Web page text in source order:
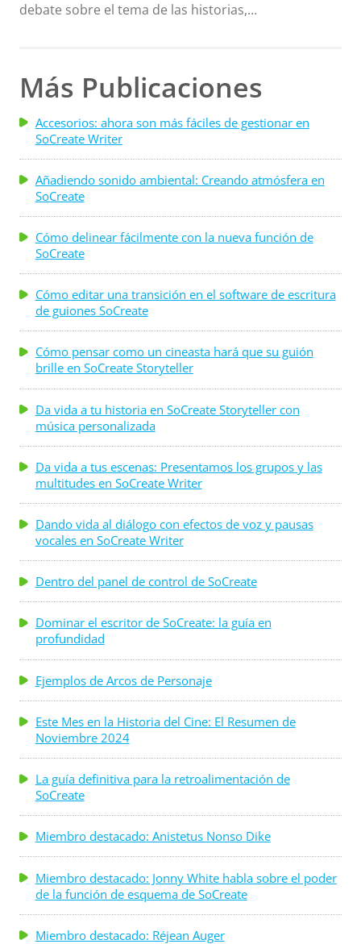
debate sobre el tema de las historias,
tómate cinco minutos para encontrar inspiración
para escribir. En el debate se presentan algunos de
nuestros escritores favoritos de varios entornos.
Jonathan Maberry es uno de los autores de
suspenso más vendidos del New York Times, escritor
de cómics, dramaturgo y profesor. Jeanne V.
Bowerman es guionista ...
Más Publicaciones
Accesorios: ahora son más fáciles de gestionar en
SoCreate Writer
Añadiendo sonido ambiental: Creando atmósfera en
SoCreate
Cómo delinear fácilmente con la nueva función de
SoCreate
Cómo editar una transición en el software de escritura
de guiones SoCreate
Cómo pensar como un cineasta hará que su guión
brille en SoCreate Storyteller
Da vida a tu historia en SoCreate Storyteller con
música personalizada
Da vida a tus escenas: Presentamos los grupos y las
multitudes en SoCreate Writer
Dando vida al diálogo con efectos de voz y pausas
vocales en SoCreate Writer
Dentro del panel de control de SoCreate
Dominar el escritor de SoCreate: la guía en
profundidad
Ejemplos de Arcos de Personaje
Este Mes en la Historia del Cine: El Resumen de
Noviembre 2024
La guía definitiva para la retroalimentación de
SoCreate
Miembro destacado: Anistetus Nonso Dike
Miembro destacado: Jonny White habla sobre el poder
de la función de esquema de SoCreate
Miembro destacado: Réjean Auger